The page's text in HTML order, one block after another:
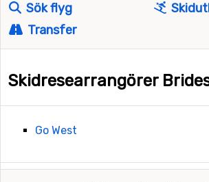
Sök flyg
Transfer
Skidresearrangörer
Go West